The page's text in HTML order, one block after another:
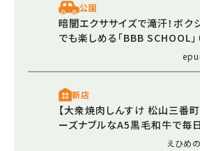
公園
暗闇エクササイズで滝汗！ボク
でも楽しめる「BBB SCHOOL
新店
【大衆焼肉しんすけ 松山三番
ーズナブルなA5黒毛和牛で毎
くなる焼肉店オープン（えひめ